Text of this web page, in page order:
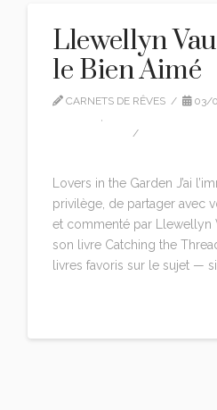
Llewellyn
le Bien Aimé
CARNETS DE RÊVES
03/
,
Lovers in the Garden J’ai
privilège, de partager avec
et commenté par Llewellyn
son livre Catching the
livres favoris sur le sujet —